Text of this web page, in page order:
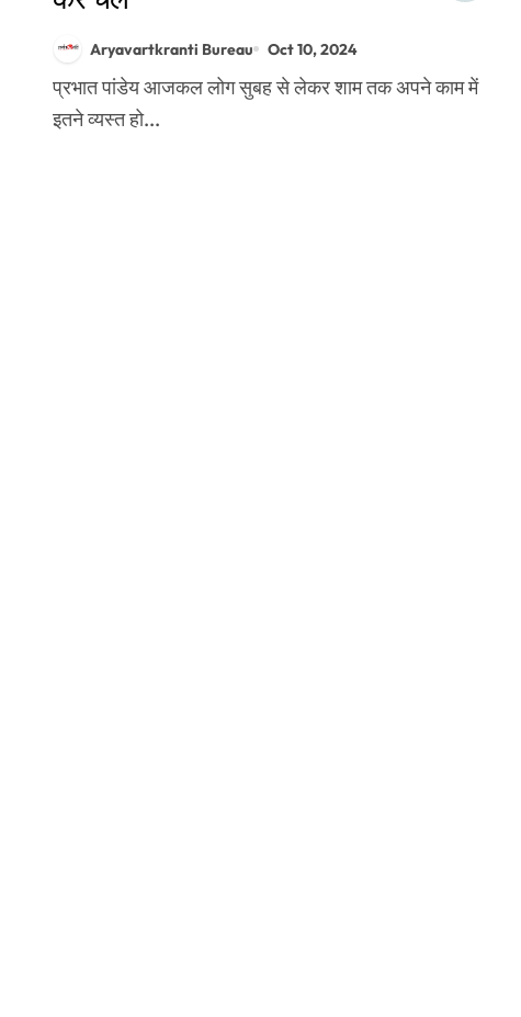
Aryavartkranti Bureau Oct 10, 2024
प्रभात पांडेय आजकल लोग सुबह से लेकर शाम तक अपने काम में
इतने व्यस्त हो...